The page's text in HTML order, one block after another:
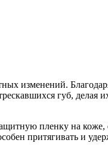
изменений.
губ,
пленку на
притягивать и